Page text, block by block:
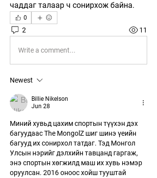
чаддаг талаар ч сонирхож байна.
0
2 11
Write a comment...
Newest
Billie Nikelson
Jun 28
Миний хувьд цахим спортын түүхэн дэх
багуудаас The MongolZ шиг шинэ үеийн
багууд их сонирхол татдаг. Тэд Монгол
Улсын нэрийг дэлхийн тавцанд гаргаж,
энэ спортын хөгжилд маш их хувь нэмэр
оруулсан. 2016 оноос хойш тууштай